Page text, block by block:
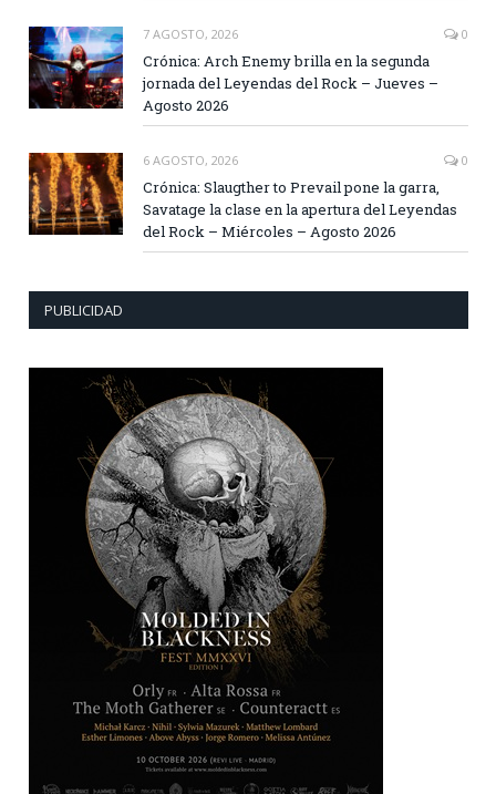
7 AGOSTO, 2026 0
Crónica: Arch Enemy brilla en la segunda
jornada del Leyendas del Rock – Jueves –
Agosto 2026
6 AGOSTO, 2026 0
Crónica: Slaugther to Prevail pone la garra,
Savatage la clase en la apertura del Leyendas
del Rock – Miércoles – Agosto 2026
PUBLICIDAD